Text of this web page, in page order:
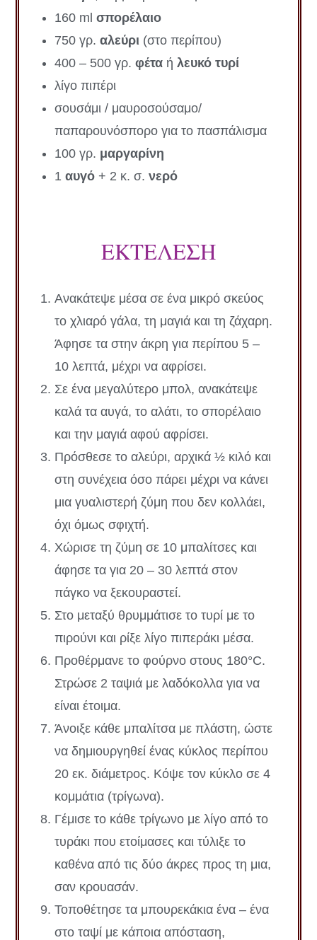
160 mlσπορέλαιο
750 γρ.αλεύρι (στο περίπου)
400 – 500 γρ.φέτα ή λευκό τυρί
λίγο πιπέρι
σουσάμι / μαυροσούσαμο/
παπαρουνόσπορο για το πασπάλισμα
100 γρ. μαργαρίνη
1αυγό + 2 κ. σ.νερό
ΕΚΤΕΛΕΣΗ
Ανακάτεψε μέσα σε ένα μικρό σκεύος
το χλιαρό γάλα, τη μαγιά και τη ζάχαρη.
Άφησε τα στην άκρη για περίπου 5 –
10 λεπτά, μέχρι να αφρίσει.
Σε ένα μεγαλύτερο μπολ, ανακάτεψε
καλά τα αυγά, το αλάτι, το σπορέλαιο
και την μαγιά αφού αφρίσει.
Πρόσθεσε το αλεύρι, αρχικά ½ κιλό και
στη συνέχεια όσο πάρει μέχρι να κάνει
μια γυαλιστερή ζύμη που δεν κολλάει,
όχι όμως σφιχτή.
Χώρισε τη ζύμη σε 10 μπαλίτσες και
άφησε τα για 20 – 30 λεπτά στον
πάγκο να ξεκουραστεί.
Στο μεταξύ θρυμμάτισε το τυρί με το
πιρούνι και ρίξε λίγο πιπεράκι μέσα.
Προθέρμανε το φούρνο στους 180°C.
Στρώσε 2 ταψιά με λαδόκολλα για να
είναι έτοιμα.
Άνοιξε κάθε μπαλίτσα με πλάστη, ώστε
να δημιουργηθεί ένας κύκλος περίπου
20 εκ. διάμετρος. Κόψε τον κύκλο σε 4
κομμάτια (τρίγωνα).
Γέμισε το κάθε τρίγωνο με λίγο από το
τυράκι που ετοίμασες και τύλιξε το
καθένα από τις δύο άκρες προς τη μια,
σαν κρουασάν.
Τοποθέτησε τα μπουρεκάκια ένα – ένα
στο ταψί με κάποια απόσταση,